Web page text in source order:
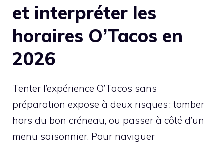
et interpréter les
horaires O’Tacos en
2026
Tenter l’expérience O’Tacos sans
préparation expose à deux risques : tomber
hors du bon créneau, ou passer à côté d’un
menu saisonnier. Pour naviguer